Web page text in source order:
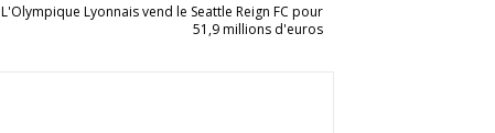
L'Olympique Lyonnais vend le Seattle Reign FC pour
51,9 millions d'euros